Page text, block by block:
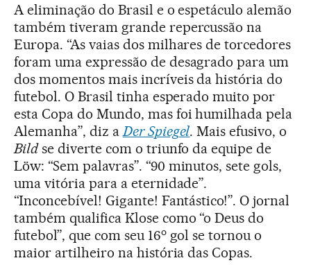
A eliminação do Brasil e o espetáculo alemão
também tiveram grande repercussão na
Europa. “As vaias dos milhares de torcedores
foram uma expressão de desagrado para um
dos momentos mais incríveis da história do
futebol. O Brasil tinha esperado muito por
esta Copa do Mundo, mas foi humilhada pela
Alemanha”, diz aDer Spiegel. Mais efusivo, o
Bildse diverte com o triunfo da equipe de
Löw: “Sem palavras”. “90 minutos, sete gols,
uma vitória para a eternidade”.
“Inconcebível! Gigante! Fantástico!”. O jornal
também qualifica Klose como “o Deus do
futebol”, que com seu 16ogol se tornou o
maior artilheiro na história das Copas.